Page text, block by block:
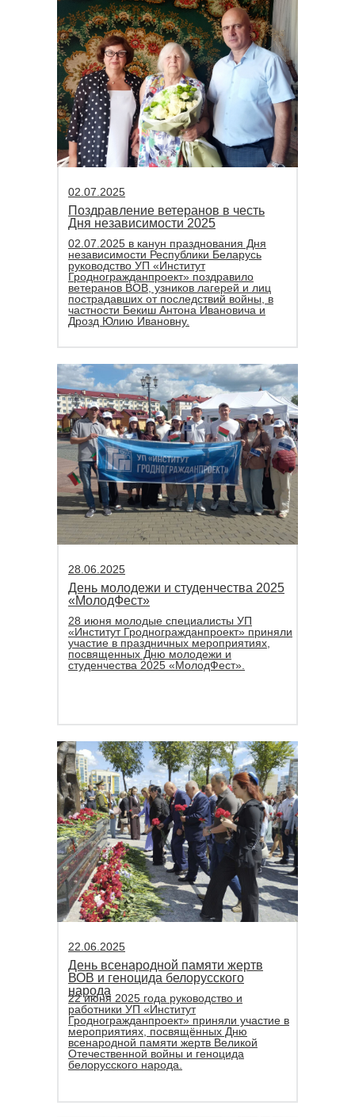
22 июня 2025 года руководство и
работники УП «Институт
Гродногражданпроект» приняли участие в
мероприятиях, посвящённых Дню
всенародной памяти жертв Великой
Отечественной войны и геноцида
белорусского народа.
День всенародной памяти жертв
ВОВ и геноцида белорусского
народа
22.06.2025
28 июня молодые специалисты УП
«Институт Гродногражданпроект» приняли
участие в праздничных мероприятиях,
посвященных Дню молодежи и
студенчества 2025 «МолодФест».
День молодежи и студенчества 2025
«МолодФест»
28.06.2025
02.07.2025 в канун празднования Дня
независимости Республики Беларусь
руководство УП «Институт
Гродногражданпроект» поздравило
ветеранов ВОВ, узников лагерей и лиц
пострадавших от последствий войны, в
частности Бекиш Антона Ивановича и
Дрозд Юлию Ивановну.
Поздравление ветеранов в честь
Дня независимости 2025
02.07.2025